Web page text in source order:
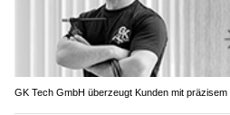
GK Tech GmbH überzeugt Kunden mit